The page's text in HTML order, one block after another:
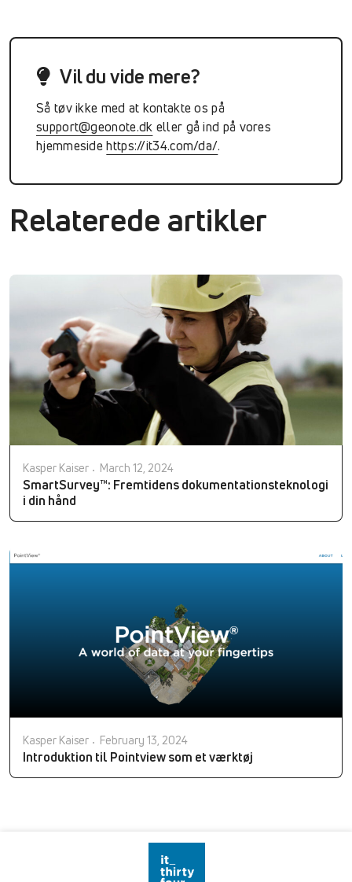
Vil du vide mere?
Så tøv ikke med at kontakte os på
support@geonote.dk eller gå ind på vores
hjemmesidehttps://it34.com/da/.
Relaterede artikler
Kasper Kaiser March 12, 2024
SmartSurvey™: Fremtidens dokumentationsteknologi
i din hånd
Kasper Kaiser February 13, 2024
Introduktion til Pointview som et værktøj